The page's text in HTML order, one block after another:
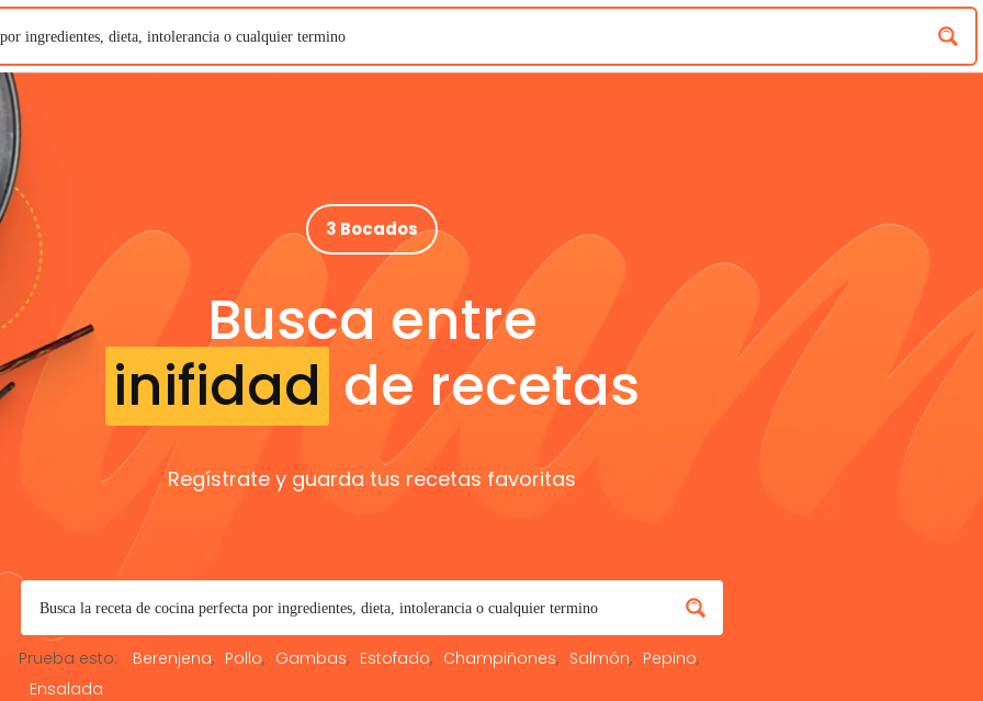
3 Bocados
Busca entre
inifidad de recetas
Regístrate y guarda tus recetas favoritas
Prueba esto: Berenjena Pollo Gambas Estofado Champiñones Salmón
Pepino
Ensalada